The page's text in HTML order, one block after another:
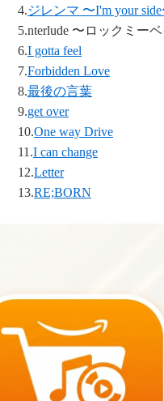
4.ジレンマ 〜I'm your
5.nterlude 〜ロックミー
6.I gotta feel
7.Forbidden Love
8.最後の言葉
9.get over
10.One way Drive
11.I can change
12.Letter
13.RE;BORN